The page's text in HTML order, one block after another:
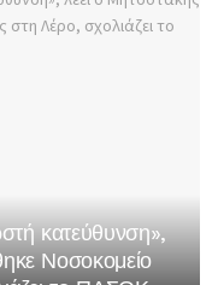
κατεύθυνση»,
Νοσοκομείο